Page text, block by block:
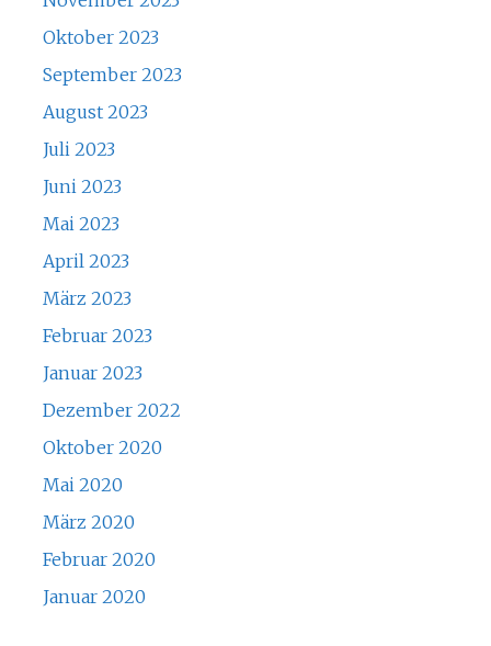
Oktober 2023
September 2023
August 2023
Juli 2023
Juni 2023
Mai 2023
April 2023
März 2023
Februar 2023
Januar 2023
Dezember 2022
Oktober 2020
Mai 2020
März 2020
Februar 2020
Januar 2020